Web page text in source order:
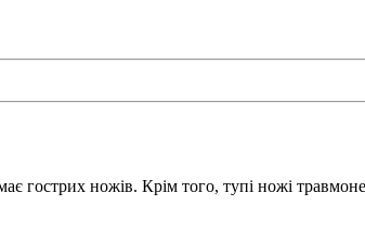
гострих ножів. Крім того, тупі ножі